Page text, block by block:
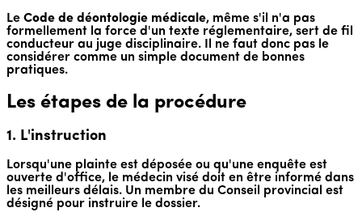
Le Code de déontologie médicale, même s'il n'a pas
formellement la force d'un texte réglementaire, sert de fil
conducteur au juge disciplinaire. Il ne faut donc pas le
considérer comme un simple document de bonnes
pratiques.
Les étapes de la procédure
1. L'instruction
Lorsqu'une plainte est déposée ou qu'une enquête est
ouverte d'office, le médecin visé doit en être informé dans
les meilleurs délais. Un membre du Conseil provincial est
désigné pour instruire le dossier.